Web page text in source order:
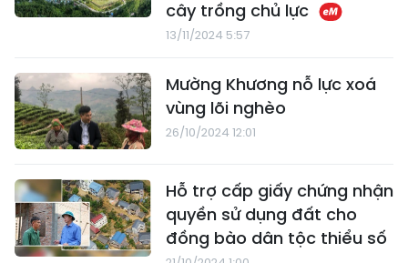
cây trồng chủ lực
13/11/2024 5:57
Mường Khương nỗ lực xoá
vùng lõi nghèo
26/10/2024 12:01
Hỗ trợ cấp giấy chứng nhận
quyền sử dụng đất cho
đồng bào dân tộc thiểu số